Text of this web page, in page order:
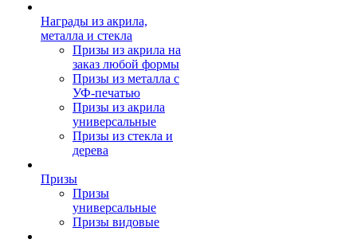
Награды из акрила,
металла и стекла
Призы из акрила на
заказ любой формы
Призы из металла с
УФ-печатью
Призы из акрила
универсальные
Призы из стекла и
дерева
Призы
Призы
универсальные
Призы видовые